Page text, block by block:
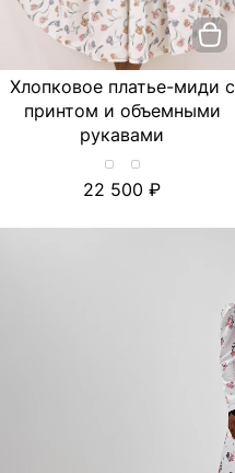
Хлопковое платье-миди с
принтом и объемными
рукавами
Хлопковое
платье-
с
Хлопковое
платье-
с
22 500